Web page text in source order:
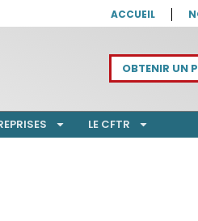
ACCUEIL
OBTENIR UN
LE CFTR